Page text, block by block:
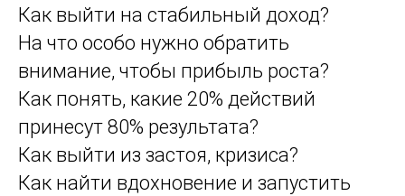
Как выйти на стабильный доход?
На что особо нужно обратить
внимание, чтобы прибыль роста?
Как понять, какие 20% действий
принесут 80% результата?
Как выйти из застоя, кризиса?
Как найти вдохновение и запустить